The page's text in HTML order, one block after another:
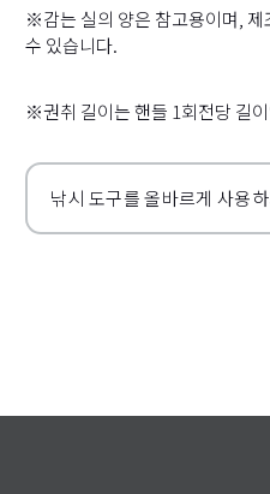
※감는 실의 양은 참고용이며, 제
수 있습니다.
※권취 길이는 핸들 1회전당 길
낚시 도구를 올바르게 사용